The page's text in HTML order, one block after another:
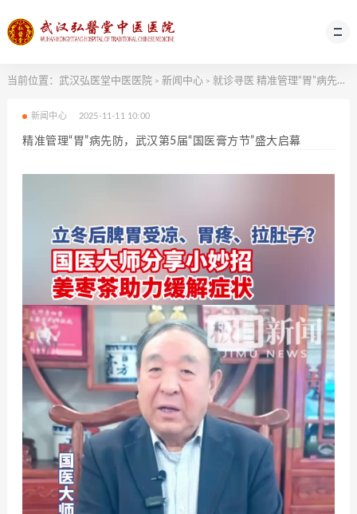
当前位置： 武汉弘医堂中医医院 > 新闻中心 > 就诊寻医 精准管理“胃”病先防，武汉第5届“国医膏方节”盛大启幕
新闻中心 2025-11-11 10:00
精准管理“胃”病先防，武汉第5届“国医膏方节”盛大启幕